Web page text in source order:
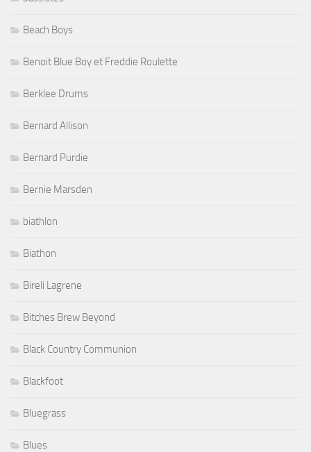
Beach Boys
Benoit Blue Boy et Freddie Roulette
Berklee Drums
Bernard Allison
Bernard Purdie
Bernie Marsden
biathlon
Biathon
Bireli Lagrene
Bitches Brew Beyond
Black Country Communion
Blackfoot
Bluegrass
Blues